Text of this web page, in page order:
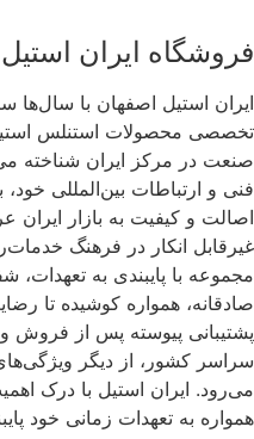
فروشگاه ایران استیل
ایران استیل اصفهان با سال‌ها
تخصصی محصولات استنلس
صنعت در مرکز ایران شناخته
فنی و ارتباطات بین‌المللی خود،
اصالت و کیفیت به بازار
غیرقابل انکار در فرهنگ
مجموعه با پایبندی به
صادقانه، همواره کوشیده تا
پشتیبانی پیوسته پس از فروش
سراسر کشور، از دیگر
می‌رود. ایران استیل با درک
همواره به تعهدات زمانی خود